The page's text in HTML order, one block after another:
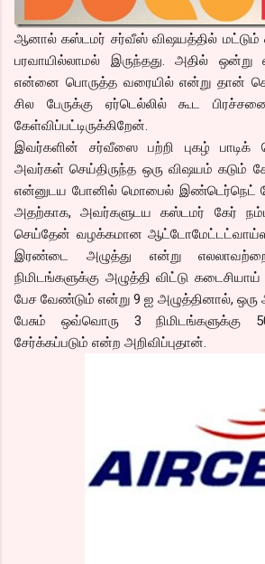
ஆனால் கஸ்டமர் சர்வீஸ் விஷயத்தில் மட்டும்
பரவாயில்லாமல் இருந்தது. அதில் ஒன்று
என்னை பொருத்த வரையில் என்று தான்
சில பேருக்கு ஏர்டெல்லில் கூட
கேள்விப்பட்டிருக்கிறேன்.
இவர்களின் சர்வீஸை பற்றி புகழ் பாடிக்
அவர்கள் செய்திருந்த ஒரு விஷயம் கடும்
என்னுடய போனில் மொபைல் இண்டெர்நெட்
அதற்காக, அவர்களுடய கஸ்டமர் கேர்
செய்தேன் வழக்கமான
இரண்டை அழுத்து என்று
நிமிடங்களுக்கு அழுத்தி விட்டு
பேச வேண்டும் என்று 9 ஐ அழுத்தினால், ஒரு
பேசும் ஒவ்வொரு 3
சேர்க்கப்படும் என்ற அறிவிப்புதான்.